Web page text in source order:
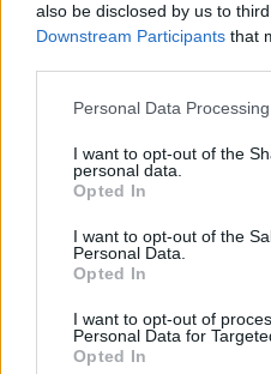
also be disclosed by us to
Downstream Participants that
Personal Data
I want to opt-out of the
personal data.
Opted In
I want to opt-out of the
Personal Data.
Opted In
I want to opt-out of
Personal Data for
Opted In
Ακολουθήστε το E-
Εσύ μπήκες στο E-
Ακολουθήστε το E-